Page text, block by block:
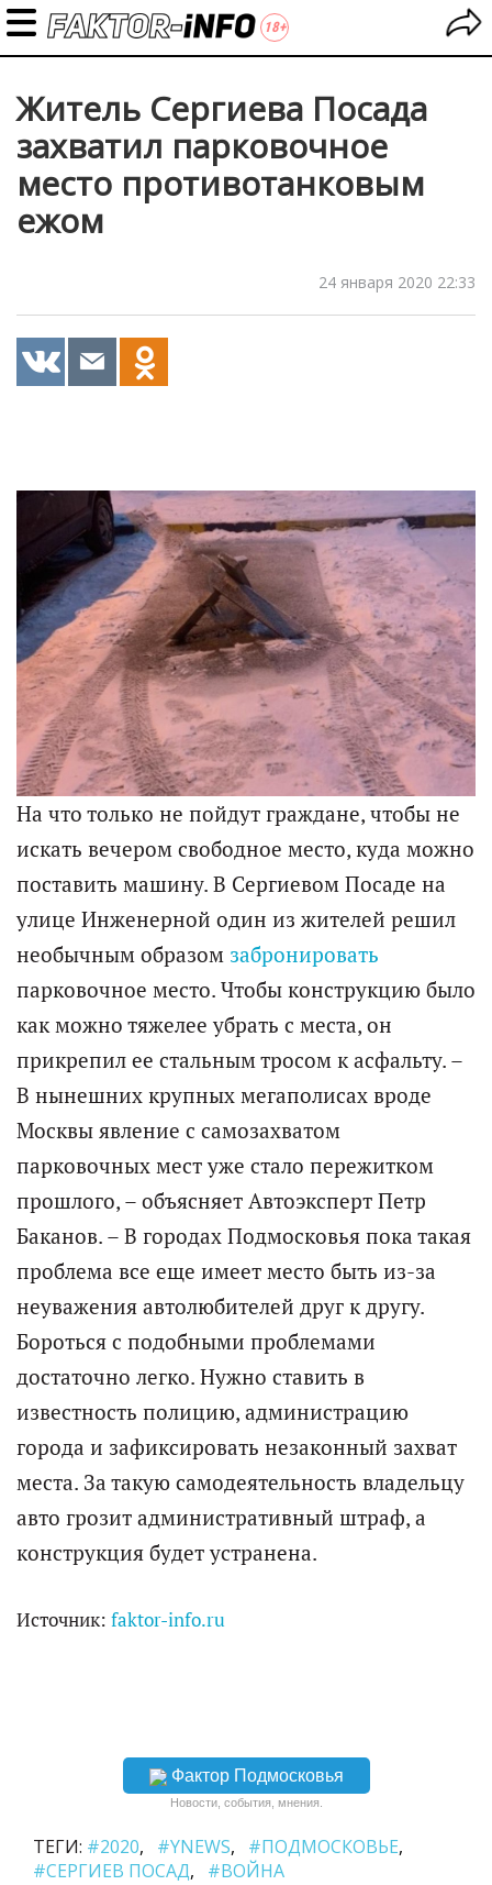
Житель Сергиева Посада
захватил парковочное
место противотанковым
ежом
24 января 2020 22:33
На что только не пойдут граждане, чтобы не
искать вечером свободное место, куда можно
поставить машину. В Сергиевом Посаде на
улице Инженерной один из жителей решил
необычным образом забронировать
парковочное место. Чтобы конструкцию было
как можно тяжелее убрать с места, он
прикрепил ее стальным тросом к асфальту. –
В нынешних крупных мегаполисах вроде
Москвы явление с самозахватом
парковочных мест уже стало пережитком
прошлого, – объясняет Автоэксперт Петр
Баканов. – В городах Подмосковья пока такая
проблема все еще имеет место быть из-за
неуважения автолюбителей друг к другу.
Бороться с подобными проблемами
достаточно легко. Нужно ставить в
известность полицию, администрацию
города и зафиксировать незаконный захват
места. За такую самодеятельность владельцу
авто грозит административный штраф, а
конструкция будет устранена.
Источник: faktor-info.ru
Фактор Подмосковья
Новости, события, мнения.
ТЕГИ: #2020 #YNEWS
#ПОДМОСКОВЬЕ
#СЕРГИЕВ ПОСАД
#ВОЙНА